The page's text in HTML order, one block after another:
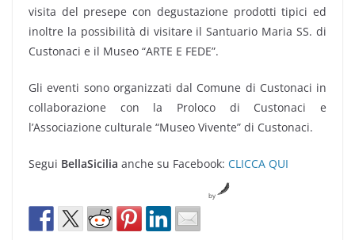
visita del presepe con degustazione prodotti tipici ed
inoltre la possibilità di visitare il Santuario Maria SS. di
Custonaci e il Museo “ARTE E FEDE”.
Gli eventi sono organizzati dal Comune di Custonaci in
collaborazione con la Proloco di Custonaci e
l’Associazione culturale “Museo Vivente” di Custonaci.
Segui BellaSicilia anche su Facebook: CLICCA QUI
by